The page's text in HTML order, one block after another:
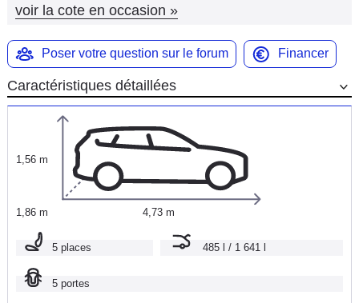
Marques
voir la cote en occasion »
Poser votre question sur le forum Financer
Caractéristiques détaillées
1,56 m
1,86 m 4,73 m
5 places 485 l / 1 641 l
5 portes